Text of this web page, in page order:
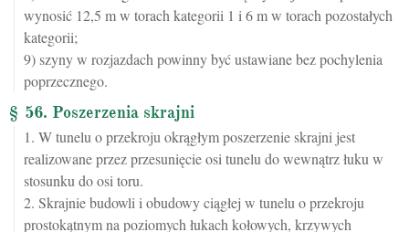
wynosić 12,5 m w torach kategorii 1 i 6 m w torach pozostałych
kategorii;
9) szyny w rozjazdach powinny być ustawiane bez pochylenia
poprzecznego.
§ 56. Poszerzenia skrajni
1. W tunelu o przekroju okrągłym poszerzenie skrajni jest
realizowane przez przesunięcie osi tunelu do wewnątrz łuku w
stosunku do osi toru.
2. Skrajnie budowli i obudowy ciągłej w tunelu o przekroju
prostokątnym na poziomych łukach kołowych, krzywych